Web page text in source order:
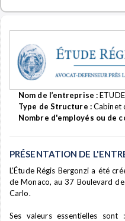
Nom de l’entreprise :
Type de Structure :Cabinet
Nombre d'employés ou de
PRÉSENTATION DE
L’Étude Régis Bergonzi a été
de Monaco, au 37 Boulevard
Carlo.
Ses valeurs essentielles